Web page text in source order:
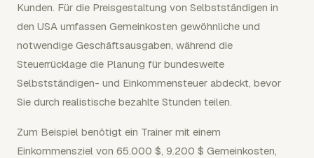
Kunden. Für die Preisgestaltung von Selbstständigen in
den USA umfassen Gemeinkosten gewöhnliche und
notwendige Geschäftsausgaben, während die
Steuerrücklage die Planung für bundesweite
Selbstständigen- und Einkommensteuer abdeckt, bevor
Sie durch realistische bezahlte Stunden teilen.
Zum Beispiel benötigt ein Trainer mit einem
Einkommensziel von 65.000 $, 9.200 $ Gemeinkosten,